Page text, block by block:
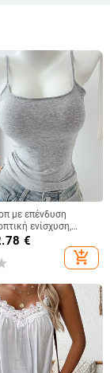
με επένδυση
ενίσχυση,
τιράντες,
€
add_shopping_cart